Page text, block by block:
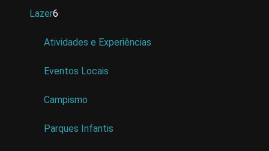
Lazer6
Atividades e Experiências
Eventos Locais
Campismo
Parques Infantis